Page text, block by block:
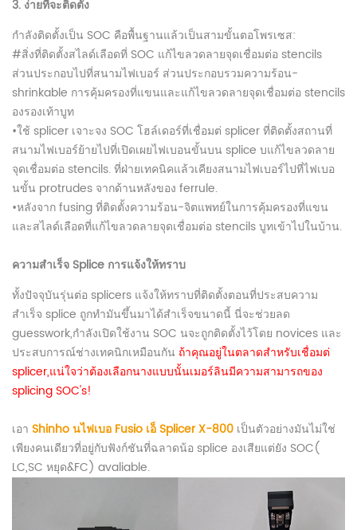
3. ง่ายที่จะติดตั้ง
กำลังติดตั้งเป็น SOC คือพื้นฐานแล้วเป็นสามขั้นตอโพรเซส:
#สิ่งที่ติดตั้งสไลด์เลือดที่ SOC แก้ไขลวดลายจุดเชื่อมต่อ stencils
ส่วนประกอบไปที่สนามไฟเบอร์ ส่วนประกอบรวมความร้อน-
shrinkable การคุ้มครองที่แขนและแก้ไขลวดลายจุดเชื่อมต่อ stencils
องรองเท้าบูท
•ใช้ splicer เจาะจง SOC โฮล์เดอร์ที่เชื่อมต่ splicer ที่ติดตั้งสถานที่
สนามไฟเบอร์ย้ายไปที่เปิดเผยไฟเบอนขั้นบน splice บแก้ไขลวดลาย
จุดเชื่อมต่อ stencils. ที่ฝ่ายเทคนิคแล้วเคียงสนามไฟเบอร์ไปที่ไฟเบอ
นขั้น protrudes จากด้านหลังของ ferrule.
•หลังจาก fusing ที่ติดตั้งความร้อน-จิตแพทย์ในการคุ้มครองที่แขน
และสไลด์เลือดที่แก้ไขลวดลายจุดเชื่อมต่อ stencils บูทเข้าไปในบ้าน.
ความสำเร็จ Splice การแจ้งให้ทราบ
ทั้งปัจจุบันรุ่นต่อ splicers แจ้งให้ทราบที่ติดตั้งตอนที่ประสบความ
สำเร็จ splice ถูกทำมันขึ้นมาได้สำเร็จขนาดนี้ นี่จะช่วยลด
guesswork,กำลังเปิดใช้งาน SOC นจะถูกติดตั้งไว้โดย novices และ
ประสบการณ์ช่างเทคนิกเหมือนกัน ถ้าคุณอยู่ในตลาดสำหรับเชื่อมต่
splicer,แน่ใจว่าต้องเลือกนางแบบนั้นเมอร์ลินมีความสามารถของ
splicing SOC's!
เอา Shinho นไฟเบอ Fusio เอ็ Splicer X-800 เป็นตัวอย่างมันไม่ใช่
เพียงคนเดียวที่อยู่กับฟังก์ชันที่ฉลาดน้อ splice องเสียแต่ยัง SOC(
LC,SC หยุด&FC) avaliable.